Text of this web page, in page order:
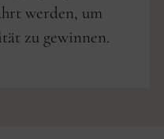
werden, um
zu gewinnen.